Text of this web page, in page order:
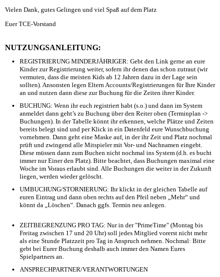
Vielen Dank, gutes Gelingen und viel Spaß auf dem Platz
Euer TCE-Vorstand
NUTZUNGSANLEITUNG:
REGISTRIERUNG MINDERJÄHRIGER: Gebt den Link gerne an eure
Kinder zur Registrierung weiter, sofern ihr denen das schon zutraut (wir
vermuten, dass die meisten Kids ab 12 Jahren dazu in der Lage sein
sollten). Ansonsten legen Eltern Accounts/Registrierungen für Ihre Kinder
an und nutzen dann diese zur Buchung für die Zeiten ihrer Kinder.
BUCHUNG: Wenn ihr euch registriert habt (s.o.) und dann im System
anmeldet dann geht’s zu Buchung über den Reiter oben (Terminplan ->
Buchungen). In der Tabelle könnt ihr erkennen, welche Plätze und Zeiten
bereits belegt sind und per Klick in ein Datenfeld eure Wunschbuchung
vornehmen. Dann geht eine Maske auf, in der ihr Zeit und Platz nochmal
prüft und zwingend alle Mitspieler mit Vor- und Nachnamen eingebt.
Diese müssen dann zum Buchen nicht nochmal ins System (d.h. es bucht
immer nur Einer den Platz). Bitte beachtet, dass Buchungen maximal eine
Woche im Voraus erlaubt sind. Alle Buchungen die weiter in der Zukunft
liegen, werden wieder gelöscht.
UMBUCHUNG/STORNIERUNG: Ihr klickt in der gleichen Tabelle auf
euren Eintrag und dann oben rechts auf den Pfeil neben „Mehr“ und
könnt da „Löschen“. Danach ggfs. Termin neu anlegen.
ZEITBEGRENZUNG PRO TAG: Nur in der "PrimeTime" (Montag bis
Freitag zwischen 17 und 20 Uhr) soll jedes Mitglied vorerst nicht mehr
als eine Stunde Platzzeit pro Tag in Anspruch nehmen. Nochmal: Bitte
gebt bei Eurer Buchung deshalb auch immer den Namen Eures
Spielpartners an.
ANSPRECHPARTNER/VERANTWORTUNGEN